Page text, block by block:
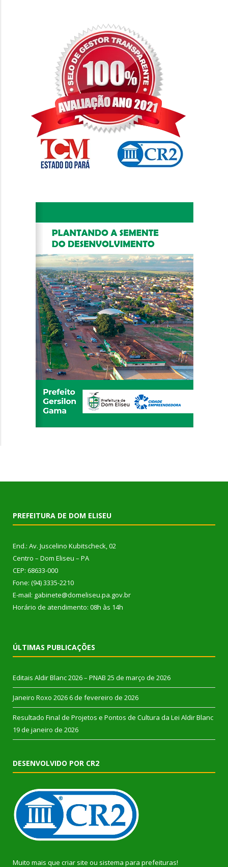
PREFEITURA DE DOM ELISEU
End.: Av. Juscelino Kubitscheck, 02
Centro – Dom Eliseu – PA
CEP: 68633-000
Fone: (94) 3335-2210
E-mail: gabinete@domeliseu.pa.gov.br
Horário de atendimento: 08h às 14h
ÚLTIMAS PUBLICAÇÕES
Editais Aldir Blanc 2026 – PNAB 25 de março de 2026
Janeiro Roxo 2026 6 de fevereiro de 2026
Resultado Final de Projetos e Pontos de Cultura da Lei Aldir Blanc
19 de janeiro de 2026
DESENVOLVIDO POR CR2
Muito mais que criar site ou sistema para prefeituras!